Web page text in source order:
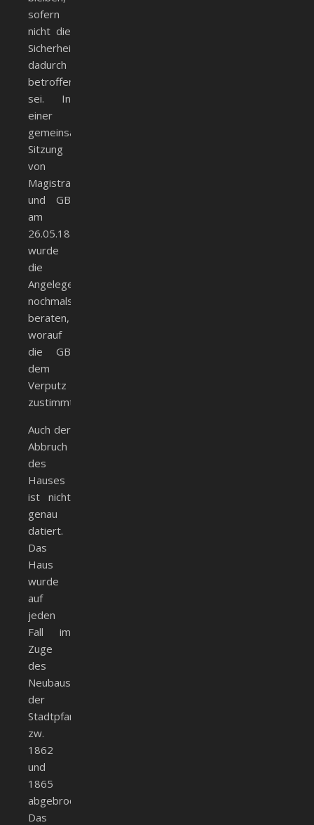
sofern
nicht die
Sicherheit
dadurch
betroffen
sei. In
einer
gemeinsamen
Sitzung
von
Magistrat
und GB
am
26.05.1850
wurde
die
Angelegenheit
nochmals
beraten,
worauf
die GB
dem
Verputz
zustimmten.
Auch der
Abbruch
des
Hauses
ist nicht
genau
datiert.
Das
Haus
wurde
auf
jeden
Fall im
Zuge
des
Neubaus
der
Stadtpfarrkirche
zw.
1862
und
1865
abgebrochen.
Das